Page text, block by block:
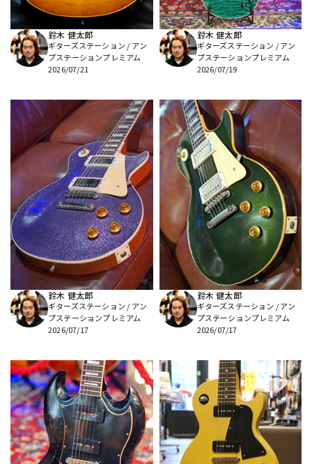
鈴木 健太郎
ギターズステーション / アン
プステーションプレミアム
2026/07/21
鈴木 健太郎
ギターズステーション / アン
プステーションプレミアム
2026/07/19
鈴木 健太郎
ギターズステーション / アン
プステーションプレミアム
2026/07/17
鈴木 健太郎
ギターズステーション / アン
プステーションプレミアム
2026/07/17